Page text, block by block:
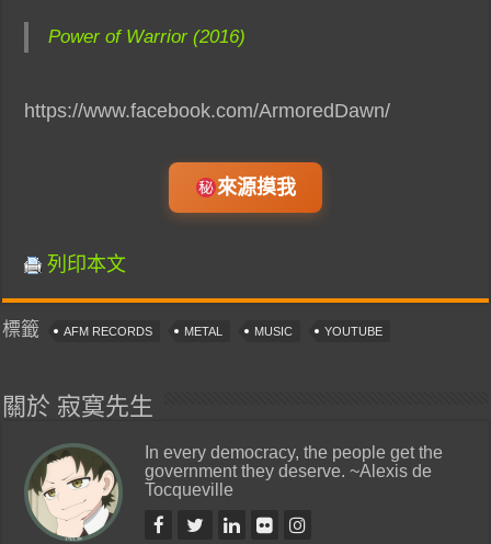
Power of Warrior (2016)
https://www.facebook.com/ArmoredDawn/
來源摸我
列印本文
標籤 AFM RECORDS METAL MUSIC YOUTUBE
關於 寂寞先生
In every democracy, the people get the
government they deserve. ~Alexis de
Tocqueville